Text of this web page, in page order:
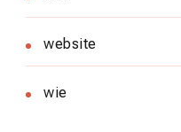
website
wie